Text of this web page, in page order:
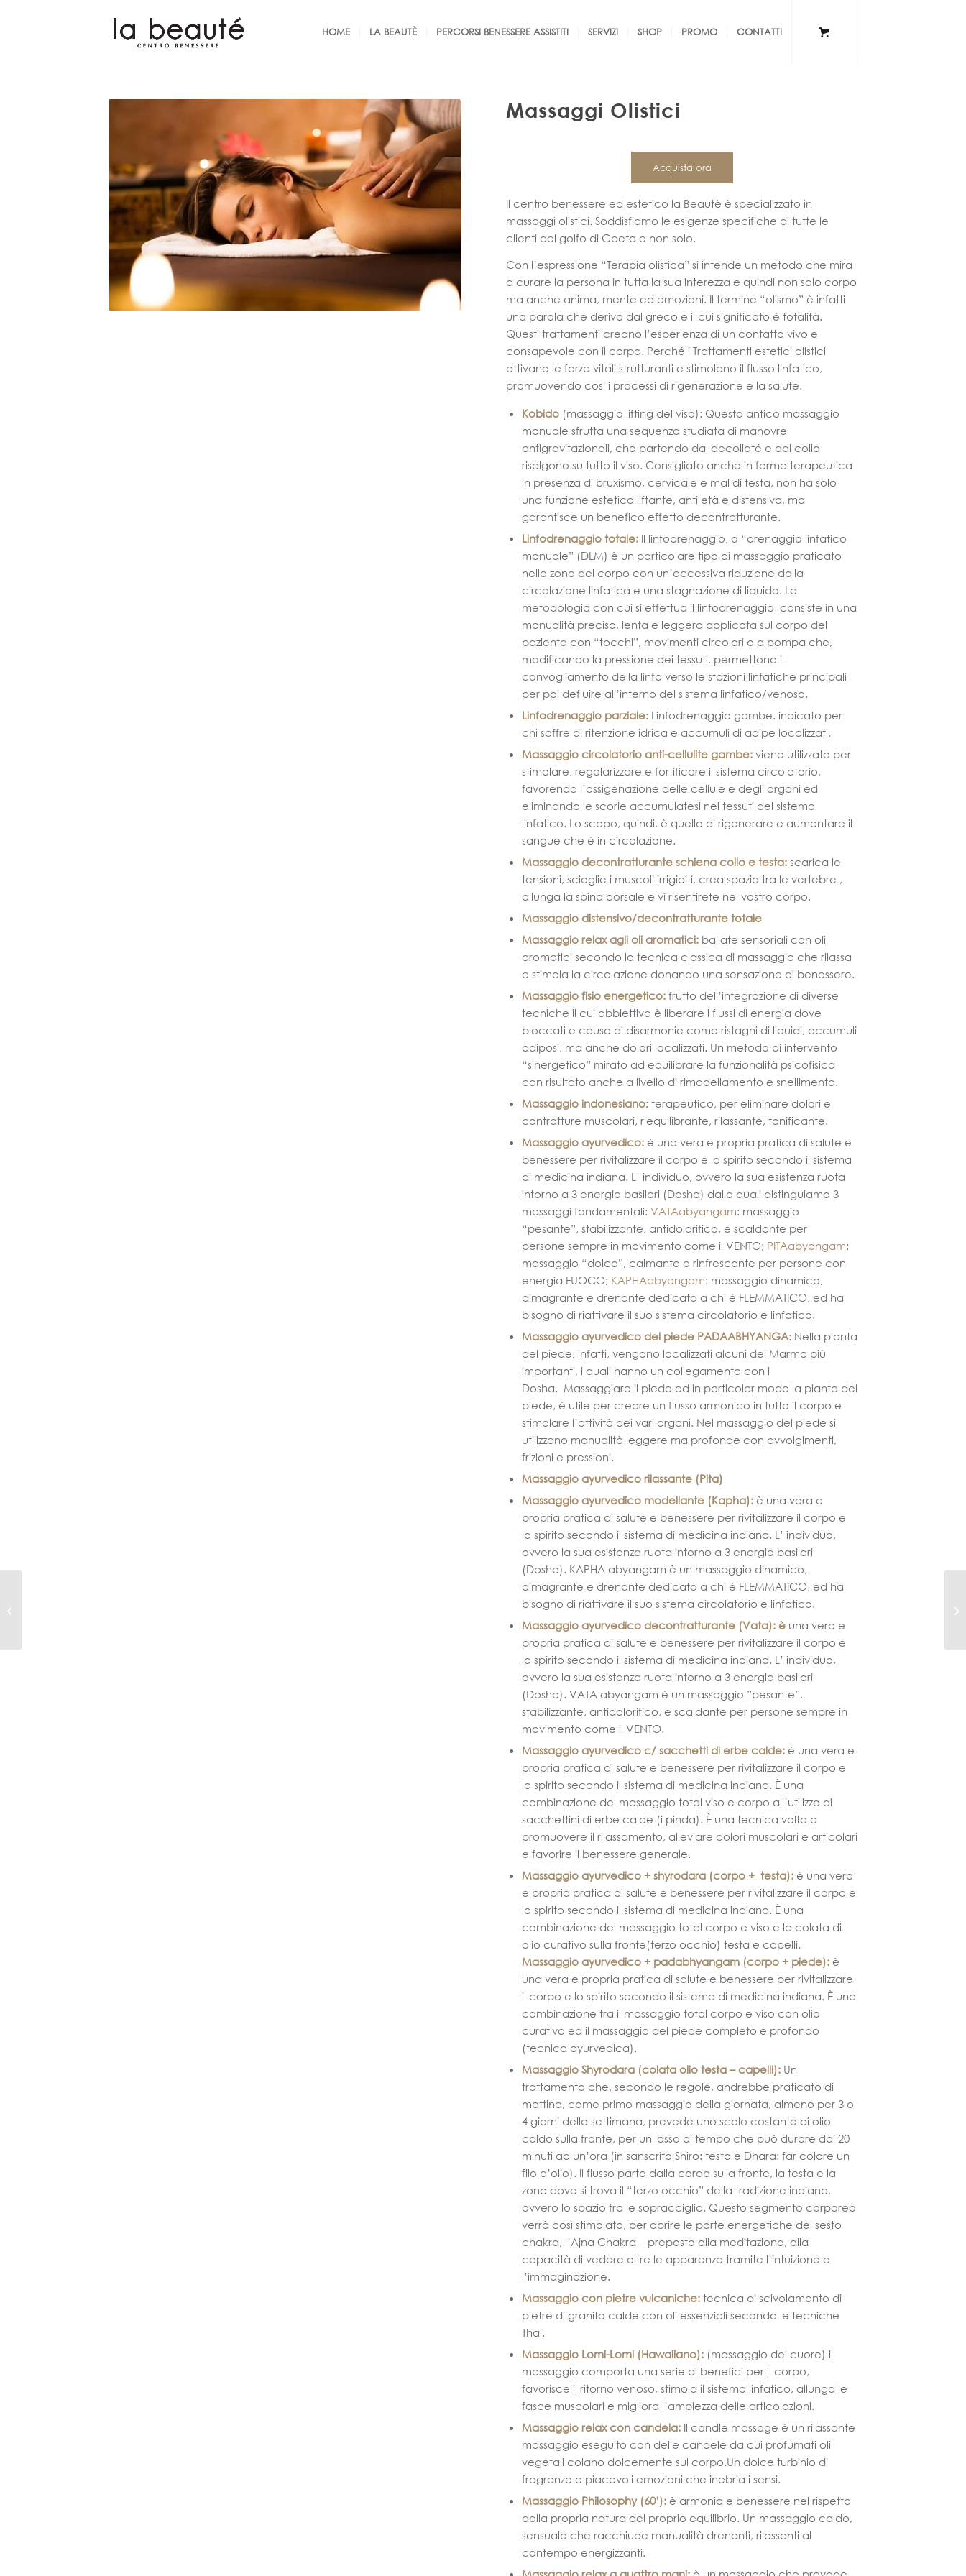
HOME LA BEAUTÈ PERCORSI BENESSERE ASSISTITI SERVIZI SHOP PROMO CONTATTI
Massaggi Olistici
Acquista ora
Il centro benessere ed estetico la Beautè è specializzato in
massaggi olistici. Soddisfiamo le esigenze specifiche di tutte le
clienti del golfo di Gaeta e non solo.
Con l’espressione “Terapia olistica” si intende un metodo che mira
a curare la persona in tutta la sua interezza e quindi non solo corpo
ma anche anima, mente ed emozioni. Il termine “olismo” è infatti
una parola che deriva dal greco e il cui significato è totalità.
Questi trattamenti creano l’esperienza di un contatto vivo e
consapevole con il corpo. Perché i Trattamenti estetici olistici
attivano le forze vitali strutturanti e stimolano il flusso linfatico,
promuovendo così i processi di rigenerazione e la salute.
Kobido (massaggio lifting del viso): Questo antico massaggio
manuale sfrutta una sequenza studiata di manovre
antigravitazionali, che partendo dal decolleté e dal collo
risalgono su tutto il viso. Consigliato anche in forma terapeutica
in presenza di bruxismo, cervicale e mal di testa, non ha solo
una funzione estetica liftante, anti età e distensiva, ma
garantisce un benefico effetto decontratturante.
Linfodrenaggio totale: Il linfodrenaggio, o “drenaggio linfatico
manuale” (DLM) è un particolare tipo di massaggio praticato
nelle zone del corpo con un’eccessiva riduzione della
circolazione linfatica e una stagnazione di liquido. La
metodologia con cui si effettua il linfodrenaggio consiste in una
manualità precisa, lenta e leggera applicata sul corpo del
paziente con “tocchi”, movimenti circolari o a pompa che,
modificando la pressione dei tessuti, permettono il
convogliamento della linfa verso le stazioni linfatiche principali
per poi defluire all’interno del sistema linfatico/venoso.
Linfodrenaggio parziale: Linfodrenaggio gambe. indicato per
chi soffre di ritenzione idrica e accumuli di adipe localizzati.
Massaggio circolatorio anti-cellulite gambe: viene utilizzato per
stimolare, regolarizzare e fortificare il sistema circolatorio,
favorendo l’ossigenazione delle cellule e degli organi ed
eliminando le scorie accumulatesi nei tessuti del sistema
linfatico. Lo scopo, quindi, è quello di rigenerare e aumentare il
sangue che è in circolazione.
Massaggio decontratturante schiena collo e testa: scarica le
tensioni, scioglie i muscoli irrigiditi, crea spazio tra le vertebre ,
allunga la spina dorsale e vi risentirete nel vostro corpo.
Massaggio distensivo/decontratturante totale
Massaggio relax agli oli aromatici: ballate sensoriali con oli
aromatici secondo la tecnica classica di massaggio che rilassa
e stimola la circolazione donando una sensazione di benessere.
Massaggio fisio energetico: frutto dell’integrazione di diverse
tecniche il cui obbiettivo è liberare i flussi di energia dove
bloccati e causa di disarmonie come ristagni di liquidi, accumuli
adiposi, ma anche dolori localizzati. Un metodo di intervento
“sinergetico” mirato ad equilibrare la funzionalità psicofisica
con risultato anche a livello di rimodellamento e snellimento.
Massaggio indonesiano: terapeutico, per eliminare dolori e
contratture muscolari, riequilibrante, rilassante, tonificante.
Massaggio ayurvedico: è una vera e propria pratica di salute e
benessere per rivitalizzare il corpo e lo spirito secondo il sistema
di medicina indiana. L’ individuo, ovvero la sua esistenza ruota
intorno a 3 energie basilari (Dosha) dalle quali distinguiamo 3
massaggi fondamentali: VATAabyangam: massaggio
“pesante”, stabilizzante, antidolorifico, e scaldante per
persone sempre in movimento come il VENTO; PITAabyangam:
massaggio “dolce”, calmante e rinfrescante per persone con
energia FUOCO; KAPHAabyangam: massaggio dinamico,
dimagrante e drenante dedicato a chi è FLEMMATICO, ed ha
bisogno di riattivare il suo sistema circolatorio e linfatico.
Massaggio ayurvedico del piede PADAABHYANGA: Nella pianta
del piede, infatti, vengono localizzati alcuni dei Marma più
importanti, i quali hanno un collegamento con i
Dosha. Massaggiare il piede ed in particolar modo la pianta del
piede, è utile per creare un flusso armonico in tutto il corpo e
stimolare l’attività dei vari organi. Nel massaggio del piede si
utilizzano manualità leggere ma profonde con avvolgimenti,
frizioni e pressioni.
Massaggio ayurvedico rilassante (Pita)
Massaggio ayurvedico modellante (Kapha): è una vera e
propria pratica di salute e benessere per rivitalizzare il corpo e
lo spirito secondo il sistema di medicina indiana. L’ individuo,
ovvero la sua esistenza ruota intorno a 3 energie basilari
(Dosha). KAPHA abyangam è un massaggio dinamico,
dimagrante e drenante dedicato a chi è FLEMMATICO, ed ha
bisogno di riattivare il suo sistema circolatorio e linfatico.
Massaggio ayurvedico decontratturante (Vata): è una vera e
propria pratica di salute e benessere per rivitalizzare il corpo e
lo spirito secondo il sistema di medicina indiana. L’ individuo,
ovvero la sua esistenza ruota intorno a 3 energie basilari
(Dosha). VATA abyangam è un massaggio ”pesante”,
stabilizzante, antidolorifico, e scaldante per persone sempre in
movimento come il VENTO.
Massaggio ayurvedico c/ sacchetti di erbe calde: è una vera e
propria pratica di salute e benessere per rivitalizzare il corpo e
lo spirito secondo il sistema di medicina indiana. È una
combinazione del massaggio total viso e corpo all’utilizzo di
sacchettini di erbe calde (i pinda). È una tecnica volta a
promuovere il rilassamento, alleviare dolori muscolari e articolari
e favorire il benessere generale.
Massaggio ayurvedico + shyrodara (corpo + testa): è una vera
e propria pratica di salute e benessere per rivitalizzare il corpo e
lo spirito secondo il sistema di medicina indiana. È una
combinazione del massaggio total corpo e viso e la colata di
olio curativo sulla fronte(terzo occhio) testa e capelli.
Massaggio ayurvedico + padabhyangam (corpo + piede): è
una vera e propria pratica di salute e benessere per rivitalizzare
il corpo e lo spirito secondo il sistema di medicina indiana. È una
combinazione tra il massaggio total corpo e viso con olio
curativo ed il massaggio del piede completo e profondo
(tecnica ayurvedica).
Massaggio Shyrodara (colata olio testa – capelli): Un
trattamento che, secondo le regole, andrebbe praticato di
mattina, come primo massaggio della giornata, almeno per 3 o
4 giorni della settimana, prevede uno scolo costante di olio
caldo sulla fronte, per un lasso di tempo che può durare dai 20
minuti ad un’ora (in sanscrito Shiro: testa e Dhara: far colare un
filo d’olio). Il flusso parte dalla corda sulla fronte, la testa e la
zona dove si trova il “terzo occhio” della tradizione indiana,
ovvero lo spazio fra le sopracciglia. Questo segmento corporeo
verrà così stimolato, per aprire le porte energetiche del sesto
chakra, l’Ajna Chakra – preposto alla meditazione, alla
capacità di vedere oltre le apparenze tramite l’intuizione e
l’immaginazione.
Massaggio con pietre vulcaniche: tecnica di scivolamento di
pietre di granito calde con oli essenziali secondo le tecniche
Thai.
Massaggio Lomi-Lomi (Hawaiiano): (massaggio del cuore) il
massaggio comporta una serie di benefici per il corpo,
favorisce il ritorno venoso, stimola il sistema linfatico, allunga le
fasce muscolari e migliora l’ampiezza delle articolazioni.
Massaggio relax con candela: Il candle massage è un rilassante
massaggio eseguito con delle candele da cui profumati oli
vegetali colano dolcemente sul corpo.Un dolce turbinio di
fragranze e piacevoli emozioni che inebria i sensi.
Massaggio Philosophy (60’): è armonia e benessere nel rispetto
della propria natura del proprio equilibrio. Un massaggio caldo,
sensuale che racchiude manualità drenanti, rilassanti al
contempo energizzanti.